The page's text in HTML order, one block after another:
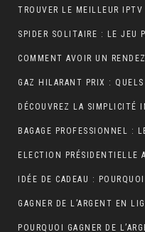
POURQUOI GAGNER DE